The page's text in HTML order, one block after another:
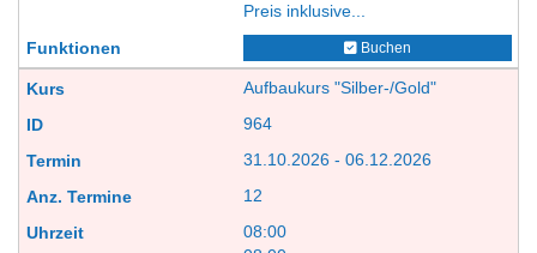
Preis inklusive...
Buchen
Aufbaukurs "Silber-/Gold"
964
31.10.2026 - 06.12.2026
12
08:00